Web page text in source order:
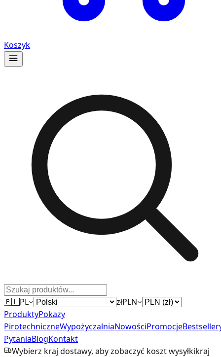
Koszyk
🇵🇱PL złPLN
ProduktyPokazy
PirotechniczneWypożyczalniaNowościPromocje
PytaniaBlogKontakt
Wybierz kraj dostawy, aby zobaczyć koszt wysyłkikraj